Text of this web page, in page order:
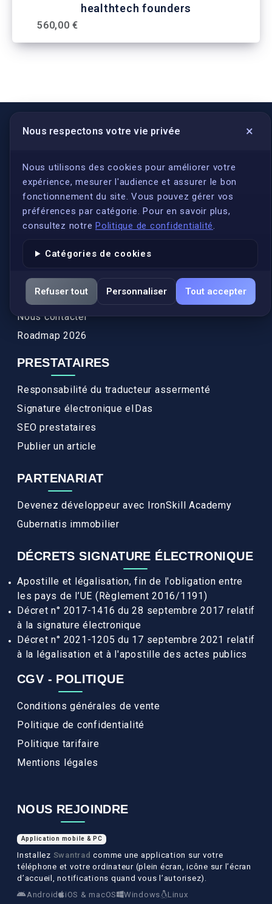
healthtech founders
560,00 €
Nous respectons votre vie privée ×
Nous utilisons des cookies pour améliorer votre
expérience, mesurer l'audience et assurer le bon
fonctionnement du site. Vous pouvez gérer vos
préférences par catégorie. Pour en savoir plus,
consultez notre Politique de confidentialité.
Catégories de cookies
Refuser tout Personnaliser Tout accepter
LIENS UTILES
S'inscrire
Qui sommes-nous ?
Annuaires des traducteurs assermentés
Actualités
Services
FAQ
Nous contacter
Roadmap 2026
PRESTATAIRES
Responsabilité du traducteur assermenté
Signature électronique eIDas
SEO prestataires
Publier un article
PARTENARIAT
Devenez développeur avec IronSkill Academy
Gubernatis immobilier
DÉCRETS SIGNATURE ÉLECTRONIQUE
Apostille et légalisation, fin de l'obligation entre
les pays de l’UE (Règlement 2016/1191)
Décret n° 2017-1416 du 28 septembre 2017 relatif
à la signature électronique
Décret n° 2021-1205 du 17 septembre 2021 relatif
à la légalisation et à l'apostille des actes publics
CGV - POLITIQUE
Conditions générales de vente
Politique de confidentialité
Politique tarifaire
Mentions légales
NOUS REJOINDRE
Application mobile & PC
Installez Swantrad comme une application sur votre
téléphone et votre ordinateur (plein écran, icône sur l’écran
d’accueil, notifications quand vous l’autorisez).
Android
iOS & macOS Windows Linux